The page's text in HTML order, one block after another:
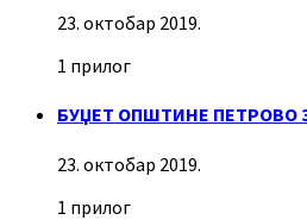
23. октобар 2019.
1 прилог
БУЏЕТ ОПШТИНЕ ПЕТРОВО
23. октобар 2019.
1 прилог